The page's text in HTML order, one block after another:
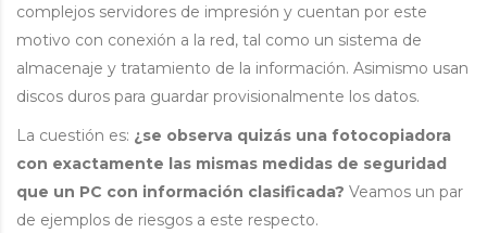
complejos servidores de impresión y cuentan por este
motivo con conexión a la red, tal como un sistema de
almacenaje y tratamiento de la información. Asimismo usan
discos duros para guardar provisionalmente los datos.
La cuestión es: ¿se observa quizás una fotocopiadora
con exactamente las mismas medidas de seguridad
que un PC con información clasificada? Veamos un par
de ejemplos de riesgos a este respecto.